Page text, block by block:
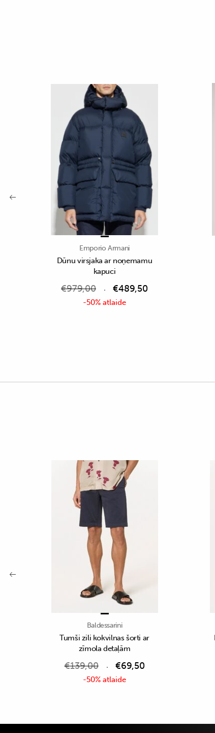
Emporio Armani
Dūnu virsjaka ar noņemamu
kapuci
€979,00 €489,50
-50% atlaide
Baldessarini
Tumši zili kokvilnas šorti ar
zīmola detaļām
€139,00 €69,50
-50% atlaide